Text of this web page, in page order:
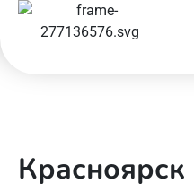
Красноярск